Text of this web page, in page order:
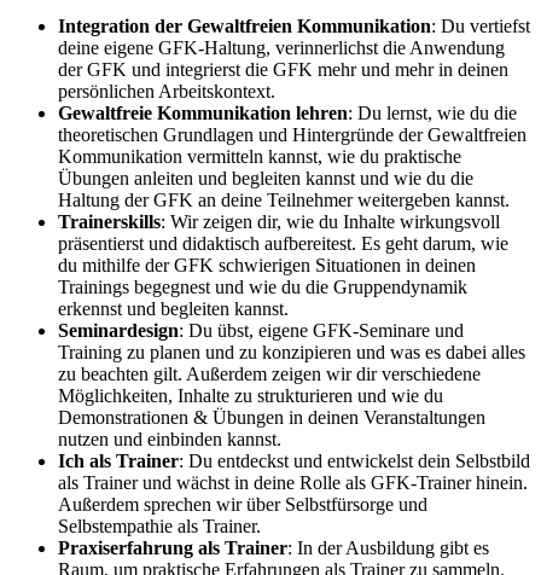
Integration der Gewaltfreien Kommunikation: Du vertiefst
deine eigene GFK-Haltung, verinnerlichst die Anwendung
der GFK und integrierst die GFK mehr und mehr in deinen
persönlichen Arbeitskontext.
Gewaltfreie Kommunikation lehren: Du lernst, wie du die
theoretischen Grundlagen und Hintergründe der Gewaltfreien
Kommunikation vermitteln kannst, wie du praktische
Übungen anleiten und begleiten kannst und wie du die
Haltung der GFK an deine Teilnehmer weitergeben kannst.
Trainerskills: Wir zeigen dir, wie du Inhalte wirkungsvoll
präsentierst und didaktisch aufbereitest. Es geht darum, wie
du mithilfe der GFK schwierigen Situationen in deinen
Trainings begegnest und wie du die Gruppendynamik
erkennst und begleiten kannst.
Seminardesign: Du übst, eigene GFK-Seminare und
Training zu planen und zu konzipieren und was es dabei alles
zu beachten gilt. Außerdem zeigen wir dir verschiedene
Möglichkeiten, Inhalte zu strukturieren und wie du
Demonstrationen & Übungen in deinen Veranstaltungen
nutzen und einbinden kannst.
Ich als Trainer: Du entdeckst und entwickelst dein Selbstbild
als Trainer und wächst in deine Rolle als GFK-Trainer hinein.
Außerdem sprechen wir über Selbstfürsorge und
Selbstempathie als Trainer.
Praxiserfahrung als Trainer: In der Ausbildung gibt es
Raum, um praktische Erfahrungen als Trainer zu sammeln.